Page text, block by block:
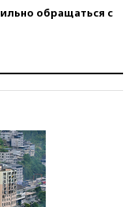
обращаться с